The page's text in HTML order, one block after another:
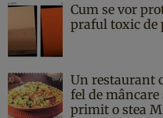
Cum se vor
praful toxic de
Un restaurant
fel de mâncare
primit o stea